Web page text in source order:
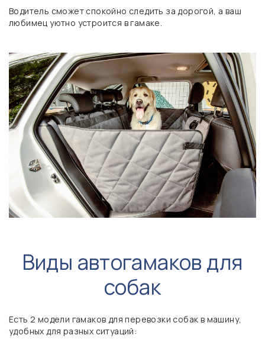
Водитель сможет спокойно следить за дорогой, а ваш
любимец уютно устроится в гамаке.
Виды автогамаков для
собак
Есть 2 модели гамаков для перевозки собак в машину,
удобных для разных ситуаций: